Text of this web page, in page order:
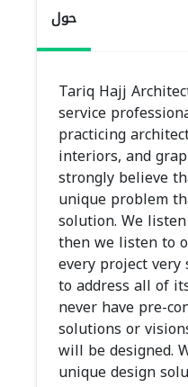
حول
Tariq Hajj
service
practicing
interiors, and
strongly believe
unique problem
solution. We
then we listen to
every project
to address all of
never have pre-
solutions or
will be designed.
unique design